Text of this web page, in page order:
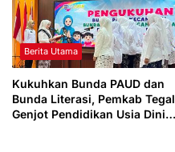
Berita Utama
Kukuhkan Bunda PAUD dan
Bunda Literasi, Pemkab Tegal
Genjot Pendidikan Usia Dini